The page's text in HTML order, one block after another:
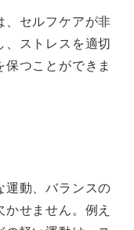
、セルフケアが非
ストレスを適切
つことができま
運動、バランスの
せません。例え